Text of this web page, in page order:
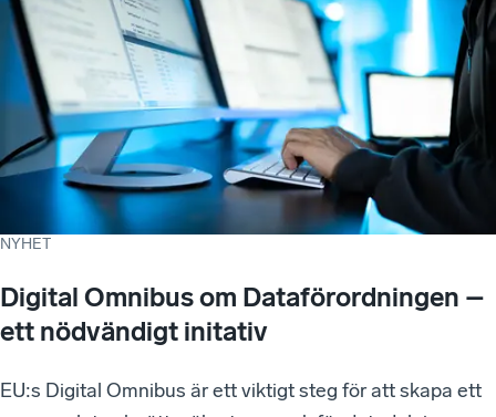
NYHET
Digital Omnibus om Dataförordningen –
ett nödvändigt initativ
EU:s Digital Omnibus är ett viktigt steg för att skapa ett